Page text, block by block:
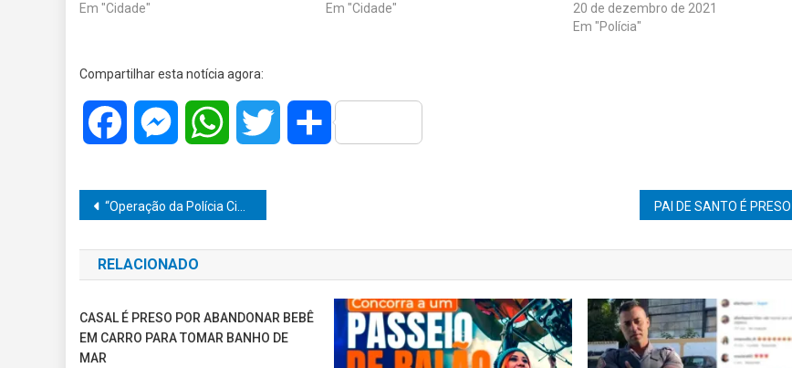
Em "Cidade"
Em "Cidade"
20 de dezembro de 2021
Em "Polícia"
Compartilhar esta notícia agora:
Facebook MessengerWhatsAppTwitter Share
Navegação
de
Post
“Operação da Polícia Civil mira vereador afastado em investigação sobre dinheiro da Fapi de Ourinhos”.
RELACIONADO
CASAL É PRESO POR ABANDONAR BEBÊ
EM CARRO PARA TOMAR BANHO DE
MAR